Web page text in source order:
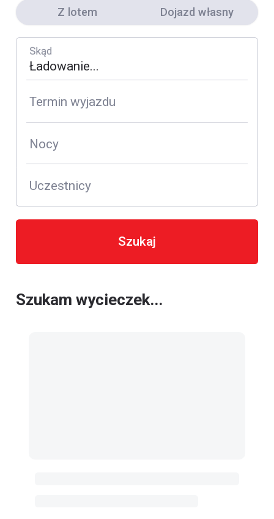
Z lotem Dojazd własny
Skąd
Termin wyjazdu
Nocy
Uczestnicy
Szukaj
Szukam wycieczek...